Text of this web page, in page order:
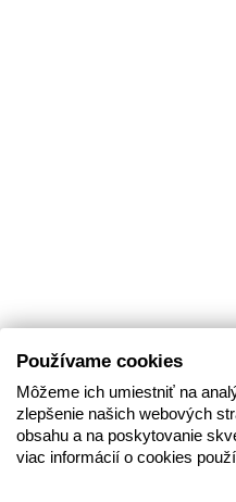
Používame cookies
Môžeme ich umiestniť na
zlepšenie našich webových
obsahu a na poskytovanie
viac informácií o cookies